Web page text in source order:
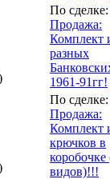
По сделке:
Продажа:
Комплект
разных
1961-91гг!
По сделке:
Продажа:
Комплект
крючков в
коробочке
видов)!!!